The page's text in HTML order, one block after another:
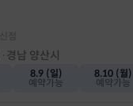
· 경남 양산시
8.9 (일)
예약가능
8.10 (월)
예약가능